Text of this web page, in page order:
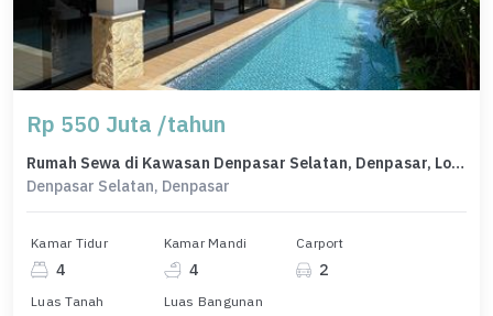
Rp 550 Juta /tahun
Rumah Sewa di Kawasan Denpasar Selatan, Denpasar, Lokasi Strategis, Harga Menarik
Denpasar Selatan, Denpasar
Kamar Tidur
4
Kamar Mandi
4
Carport
2
Luas Tanah Luas Bangunan